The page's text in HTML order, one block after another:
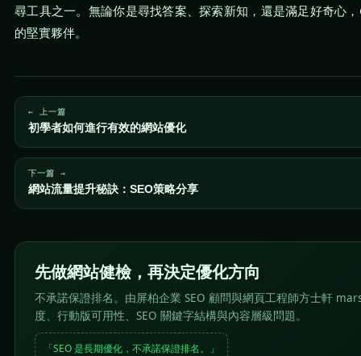
尋工具之一。無論你是尋找答案、探索新知，還是滿足好奇心
的堅實夥伴。
← 上一篇
初學者如何進行有效的網站優化
下一篇 →
網站流量提升秘訣：SEO策略分享
先做網站健檢，再決定優化方向
不承諾保證排名。由屏柏企業 SEO 顧問與網頁工程師方士軒
度、行動版可用性、SEO 關鍵字結構與內容層級問題。
「SEO 是長期優化，不承諾保證排名。」